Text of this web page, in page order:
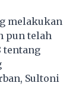
melakukan
pun telah
tentang
Sultoni